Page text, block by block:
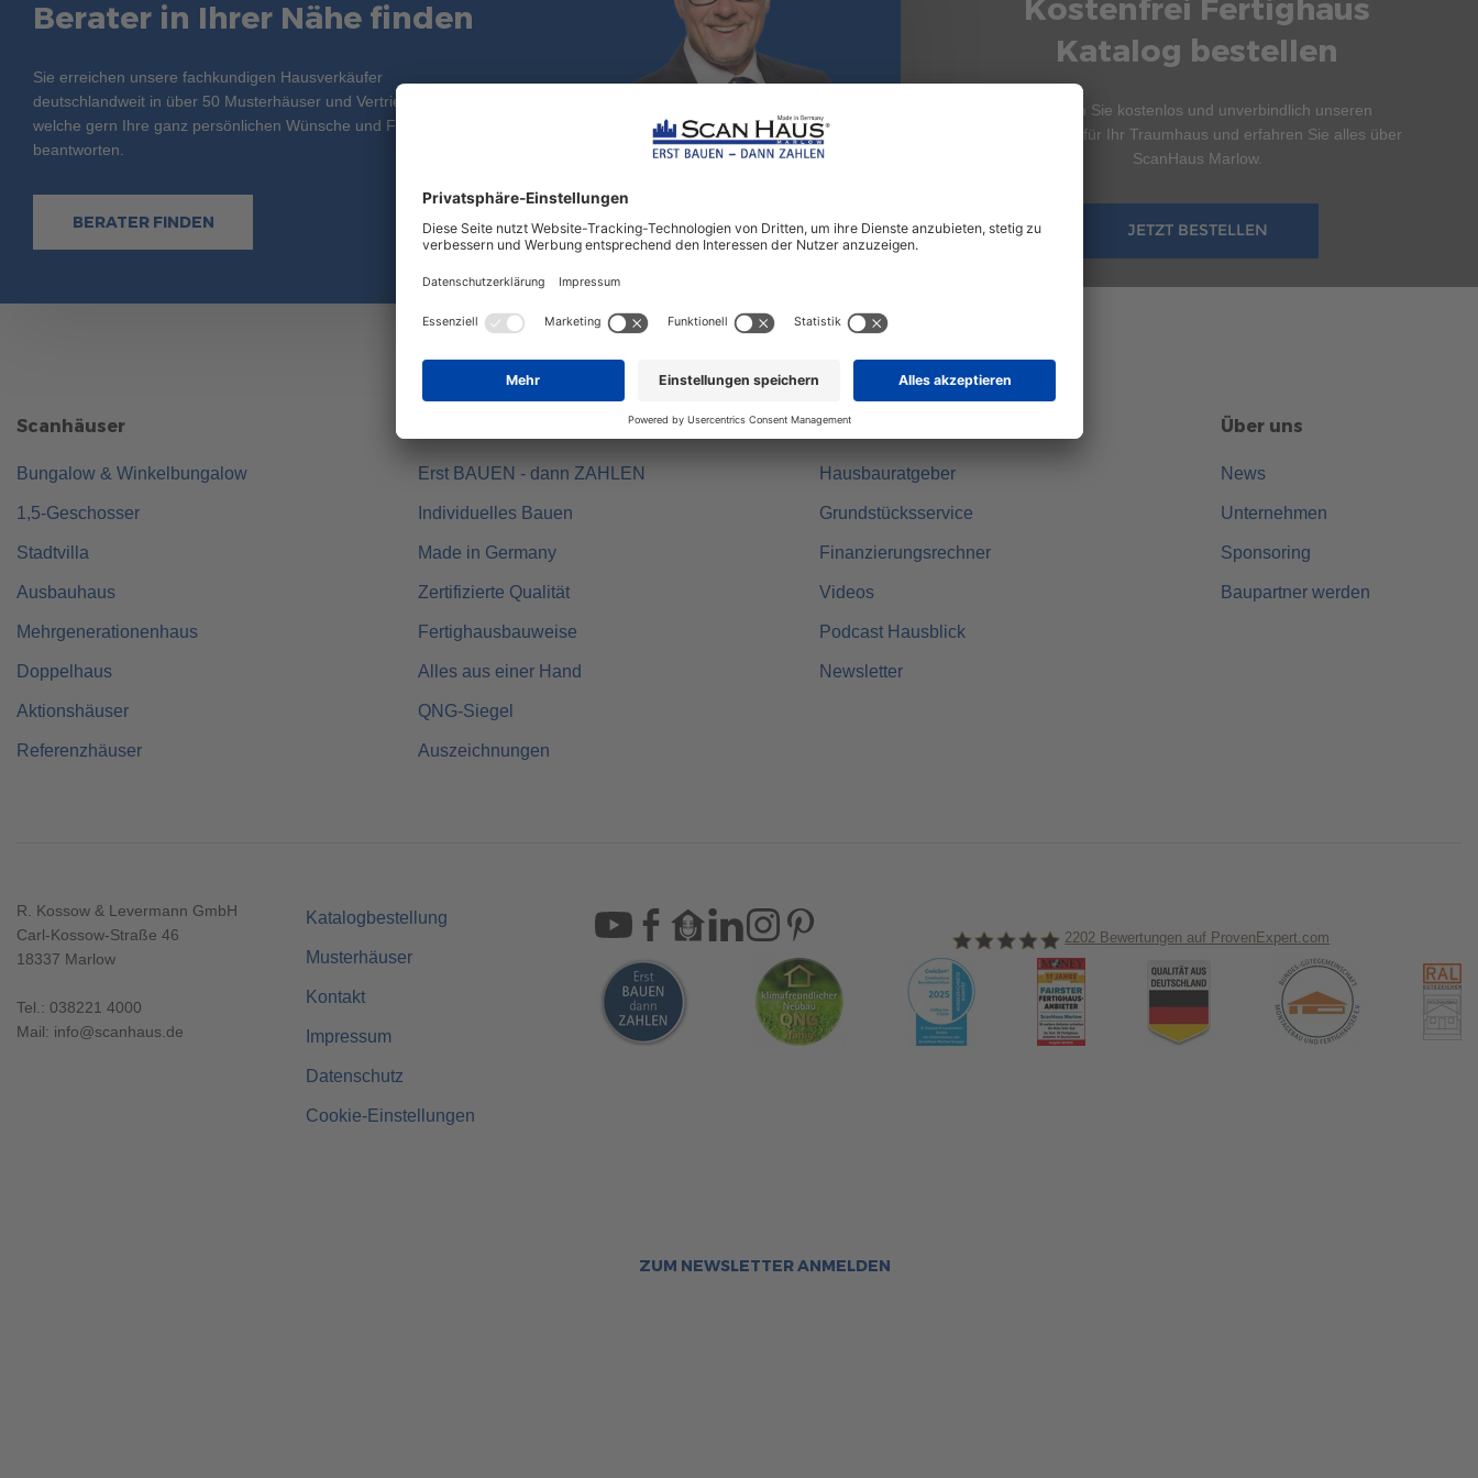
Berater in Ihrer Nähe finden
Sie erreichen unsere fachkundigen Hausverkäufer
deutschlandweit in über 50 Musterhäuser und Vertriebsbüros,
welche gern Ihre ganz persönlichen Wünsche und Fragen
beantworten.
BERATER FINDEN
Katalog bestellen
Bestellen Sie kostenlos und unverbindlich unseren
Hauskatalog für Ihr Traumhaus und erfahren Sie alles über
ScanHaus Marlow.
JETZT BESTELLEN
Scanhäuser
Bungalow & Winkelbungalow
1,5-Geschosser
Stadtvilla
Ausbauhaus
Mehrgenerationenhaus
Doppelhaus
Aktionshäuser
Referenzhäuser
Erst BAUEN - dann ZAHLEN
Individuelles Bauen
Made in Germany
Zertifizierte Qualität
Fertighausbauweise
Alles aus einer Hand
QNG-Siegel
Auszeichnungen
Rund ums Bauen
Hausbauratgeber
Grundstücksservice
Finanzierungsrechner
Videos
Podcast Hausblick
Newsletter
Über uns
News
Unternehmen
Sponsoring
Baupartner werden
R. Kossow & Levermann GmbH
Carl-Kossow-Straße 46
18337 Marlow
Tel.: 038221 4000
Mail: info@scanhaus.de
Katalogbestellung
Musterhäuser
Kontakt
Impressum
Datenschutz
Cookie-Einstellungen
ScanHaus Marlow
2202 Bewertungen auf ProvenExpert.com
ZUM NEWSLETTER ANMELDEN